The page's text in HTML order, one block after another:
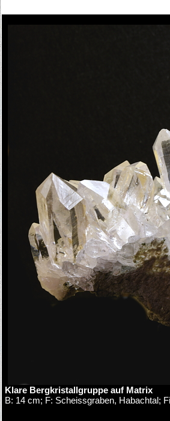
Klare Bergkristallgruppe auf Matrix
B: 14 cm; F: Scheissgraben, Habachtal;